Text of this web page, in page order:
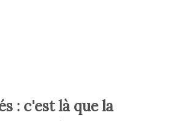
: c'est là que la